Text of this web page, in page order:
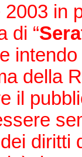
in
di “
della
il